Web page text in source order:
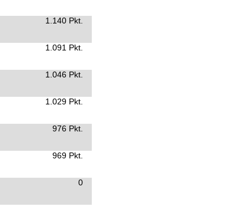
1.140 Pkt.
1.091 Pkt.
1.046 Pkt.
1.029 Pkt.
976 Pkt.
969 Pkt.
0